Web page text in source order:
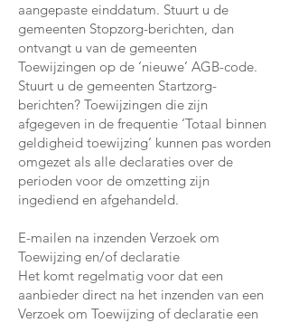
aangepaste einddatum. Stuurt u de
gemeenten Stopzorg-berichten, dan
ontvangt u van de gemeenten
Toewijzingen op de ‘nieuwe’ AGB-code.
Stuurt u de gemeenten Startzorg-
berichten? Toewijzingen die zijn
afgegeven in de frequentie ‘Totaal binnen
geldigheid toewijzing’ kunnen pas worden
omgezet als alle declaraties over de
perioden voor de omzetting zijn
ingediend en afgehandeld.
E-mailen na inzenden Verzoek om
Toewijzing en/of declaratie
Het komt regelmatig voor dat een
aanbieder direct na het inzenden van een
Verzoek om Toewijzing of declaratie een